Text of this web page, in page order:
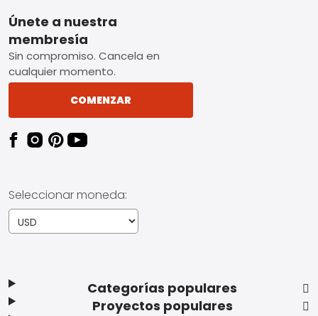
Footer
Categorías populares
Proyectos populares
Únete a nuestra
membresía
Sin compromiso. Cancela en
cualquier momento.
COMENZAR
Seleccionar moneda: